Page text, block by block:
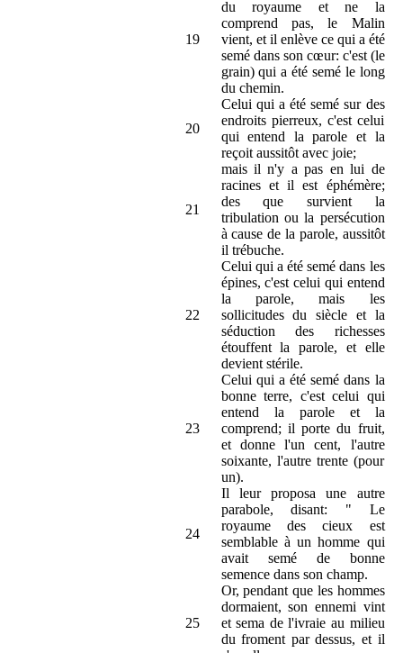
19
du royaume et ne la
comprend pas, le Malin
vient, et il enlève ce qui a été
semé dans son cœur: c'est (le
grain) qui a été semé le long
du chemin.
20
Celui qui a été semé sur des
endroits pierreux, c'est celui
qui entend la parole et la
reçoit aussitôt avec joie;
21
mais il n'y a pas en lui de
racines et il est éphémère;
des que survient la
tribulation ou la persécution
à cause de la parole, aussitôt
il trébuche.
22
Celui qui a été semé dans les
épines, c'est celui qui entend
la parole, mais les
sollicitudes du siècle et la
séduction des richesses
étouffent la parole, et elle
devient stérile.
23
Celui qui a été semé dans la
bonne terre, c'est celui qui
entend la parole et la
comprend; il porte du fruit,
et donne l'un cent, l'autre
soixante, l'autre trente (pour
un).
24
Il leur proposa une autre
parabole, disant: " Le
royaume des cieux est
semblable à un homme qui
avait semé de bonne
semence dans son champ.
25
Or, pendant que les hommes
dormaient, son ennemi vint
et sema de l'ivraie au milieu
du froment par dessus, et il